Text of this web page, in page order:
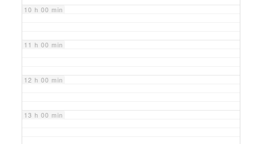
10 h 00 min
11 h 00 min
12 h 00 min
13 h 00 min